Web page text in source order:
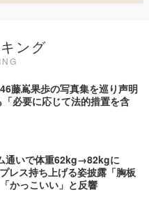
ング
藤嶌果歩の写真集を巡り声明
必要に応じて法的措置を含
通いで体重62kg→82kgに
レス持ち上げる姿披露「胸板
かっこいい」と反響